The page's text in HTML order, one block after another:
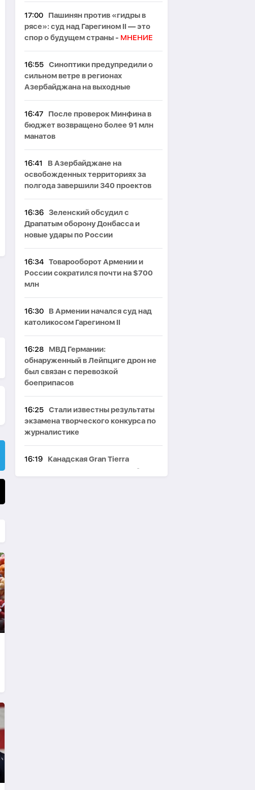
17:00
Пашинян против «гидры в
рясе»: суд над Гарегином II — это
спор о будущем страны - МНЕНИЕ
16:55 Синоптики предупредили о
сильном ветре в регионах
Азербайджана на выходные
16:47
После проверок Минфина в
бюджет возвращено более 91 млн
манатов
16:41
В Азербайджане на
освобожденных территориях за
полгода завершили 340 проектов
16:36 Зеленский обсудил с
Драпатым оборону Донбасса и
новые удары по России
16:34 Товарооборот Армении и
России сократился почти на $700
млн
16:30
В Армении начался суд над
католикосом Гарегином II
16:28
МВД Германии:
обнаруженный в Лейпциге дрон не
был связан с перевозкой
боеприпасов
16:25 Стали известны результаты
экзамена творческого конкурса по
журналистике
16:19
Канадская Gran Tierra
приступила к новому этапу разведки